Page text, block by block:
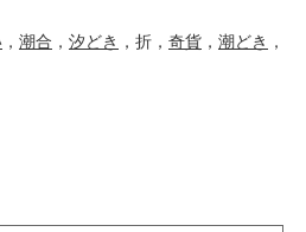
， 潮合 ， 汐どき ，折， 奇貨 ， 潮どき ，